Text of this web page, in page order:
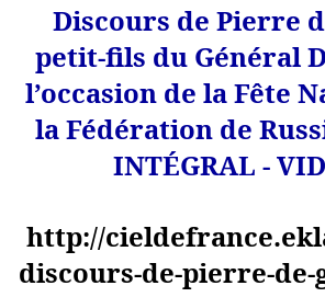
Discours de Pierre
petit-fils du Général
l’occasion de la Fête
la Fédération de
INTÉGRAL -
http://
discours-de-pierre-